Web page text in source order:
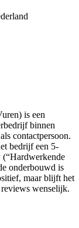
is een
binnen
contactpersoon.
bedrijf een 5-
(“Hardwerkende
onderbouwd is
maar blijft het
wenselijk.